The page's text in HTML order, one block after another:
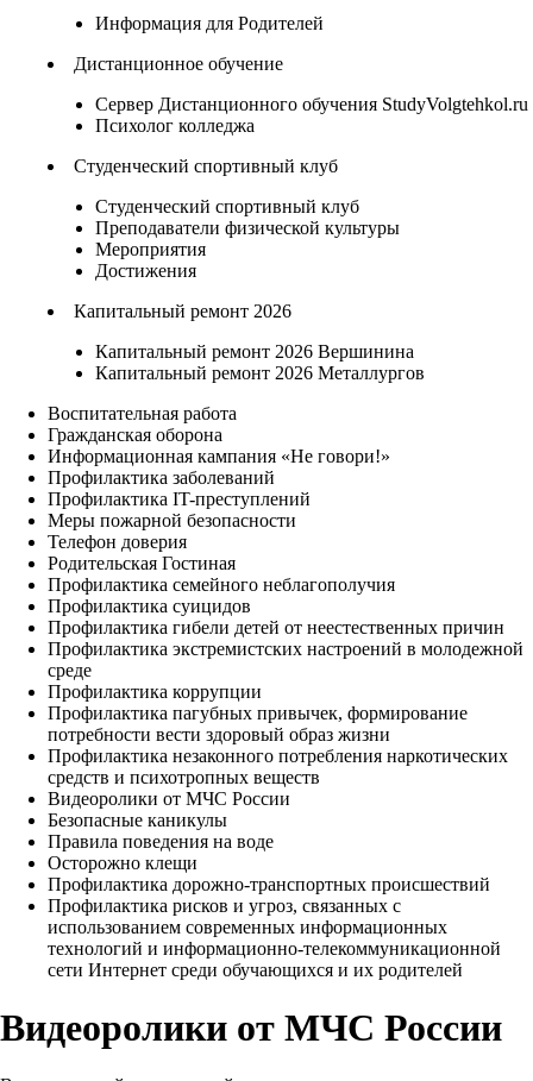
Информация для Родителей
Дистанционное обучение
Сервер Дистанционного обучения StudyVolgtehkol.ru
Психолог колледжа
Студенческий спортивный клуб
Студенческий спортивный клуб
Преподаватели физической культуры
Мероприятия
Достижения
Капитальный ремонт 2026
Капитальный ремонт 2026 Вершинина
Капитальный ремонт 2026 Металлургов
Воспитательная работа
Гражданская оборона
Информационная кампания «Не говори!»
Профилактика заболеваний
Профилактика IT-преступлений
Меры пожарной безопасности
Телефон доверия
Родительская Гостиная
Профилактика семейного неблагополучия
Профилактика суицидов
Профилактика гибели детей от неестественных причин
Профилактика экстремистских настроений в молодежной
среде
Профилактика коррупции
Профилактика пагубных привычек, формирование
потребности вести здоровый образ жизни
Профилактика незаконного потребления наркотических
средств и психотропных веществ
Видеоролики от МЧС России
Безопасные каникулы
Правила поведения на воде
Осторожно клещи
Профилактика дорожно-транспортных происшествий
Профилактика рисков и угроз, связанных с
использованием современных информационных
технологий и информационно-телекоммуникационной
сети Интернет среди обучающихся и их родителей
Видеоролики от МЧС России